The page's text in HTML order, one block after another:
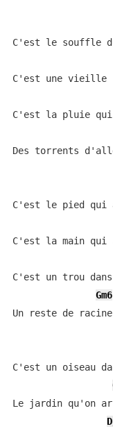
C'est le souffle
C'est une vieille
C'est la pluie
Des torrents
C'est le pied qui
C'est la main
C'est un trou
Gm6
Un reste de
C'est un oiseau
Le jardin qu'on